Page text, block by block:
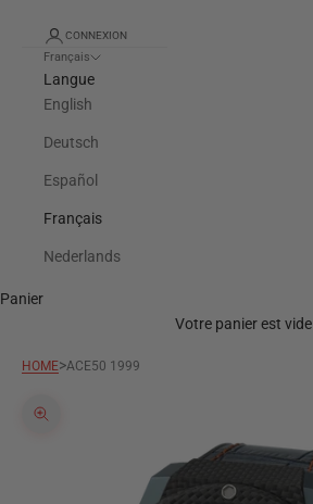
CONNEXION
Français
Langue
English
Deutsch
Español
Français
Nederlands
Panier
Votre panier est vide
HOME>ACE50 1999
Zoomer sur l'image